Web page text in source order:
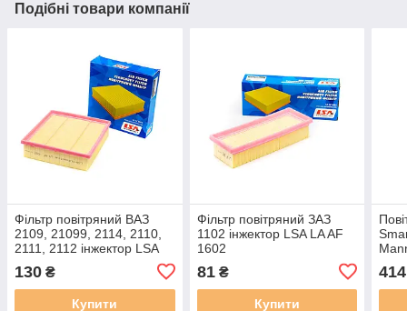
Подібні товари компанії
Фільтр повітряний ВАЗ
2109, 21099, 2114, 2110,
2111, 2112 інжектор LSA
130 ₴
Купити
Фільтр повітряний ЗАЗ
1102 інжектор LSA LA AF
1602
81₴
Купити
414